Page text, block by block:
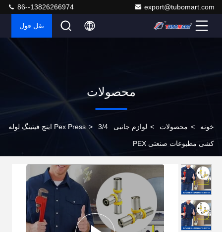
export@tubomart.com
86--13826266974
نقل قول
محصولات
خونه > محصولات > لوازم جانبی Pex Press > 3/4 اینچ فیتینگ لوله
کشی مطبوعات صنعتی PEX